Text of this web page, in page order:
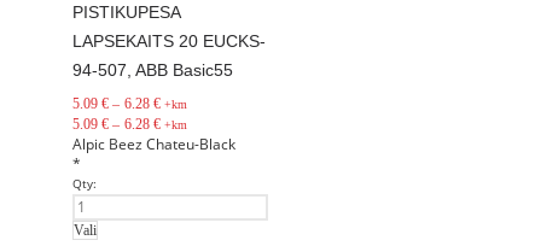
PISTIKUPESA
LAPSEKAITS 20 EUCKS-
94-507, ABB Basic55
5.09€ – 6.28 € +km
5.09€ – 6.28 € +km
Alpic Beez Chateu-Black
*
Qty:
Vali